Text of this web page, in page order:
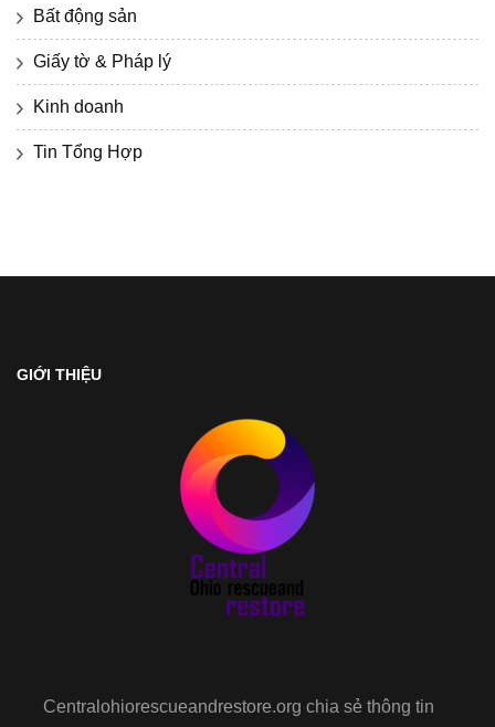
Bất động sản
Giấy tờ & Pháp lý
Kinh doanh
Tin Tổng Hợp
GIỚI THIỆU
Centralohiorescueandrestore.org chia sẻ thông tin